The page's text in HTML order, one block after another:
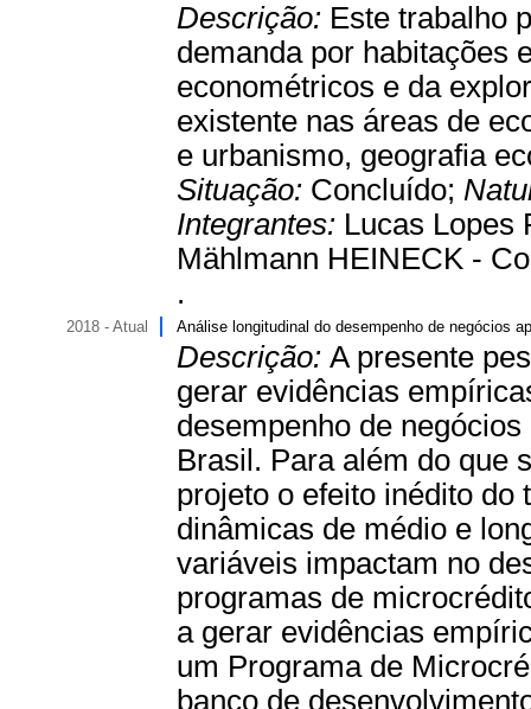
Descrição: Este trabalho
demanda por habitações
econométricos e da
existente nas áreas de
e urbanismo, geografia
Situação: Concluído;
Integrantes: Lucas Lopes
Mählmann HEINECK -
.
2018 - Atual Análise longitudinal do desempenho de negócios
Descrição: A presente
gerar evidências
desempenho de
Brasil. Para além do que
projeto o efeito inédito do
dinâmicas de médio e
variáveis impactam no
programas de
a gerar evidências
um Programa de
banco de